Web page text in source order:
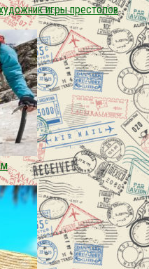
игры престолов